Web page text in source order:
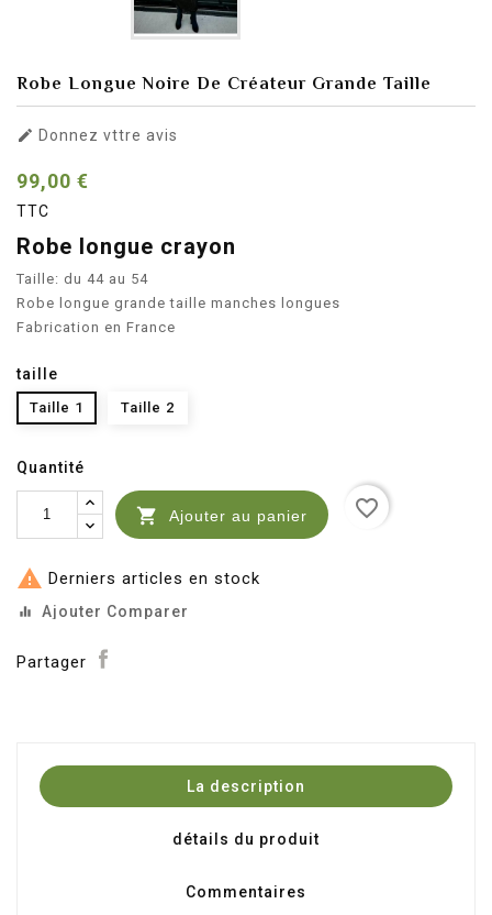
Robe Longue Noire De Créateur Grande Taille
 Donnez vttre avis
99,00 €
TTC
Robe longue crayon
Taille: du 44 au 54
Robe longue grande taille manches longues
Fabrication en France
taille
Taille 1 Taille 2
Quantité
 Ajouter au panier favorite_border
 Derniers articles en stock
equalizer Ajouter Comparer
Partager
La description
détails du produit
Commentaires